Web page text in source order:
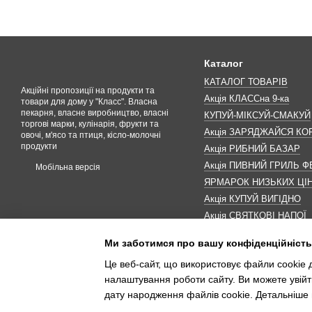
Акційні пропозиції на продукти та
товари для дому у "Класс". Власна
пекарня, власне виробництво, власні
торгові марки, кулінарія, фрукти та
овочі, м'ясо та птиця, кісло-молочні
продукти
Мобільна версія
Каталог
КАТАЛОГ ТОВАРІВ
Акція КЛАССна 9-ка
КУПУЙ-МІКСУЙ-СМАКУЙ
Акція ЗАРЯДЖАЙСЯ
Акція РИБНИЙ БАЗАР
Акція ПИВНИЙ ГРИЛЬ
ЯРМАРОК НИЗЬКИХ
Акція КУПУЙ ВИГІДНО
Акція СВЯТКОВІ НАПОЇ
Акція ДО МАКОВЕЯ
ІНШІ АКЦІЇ
Ми заботимся про вашу конфіденційність
Це веб-сайт, що використовує файли cookie
налаштування роботи сайту. Ви можете
дату народження файлів cookie. Детальніше